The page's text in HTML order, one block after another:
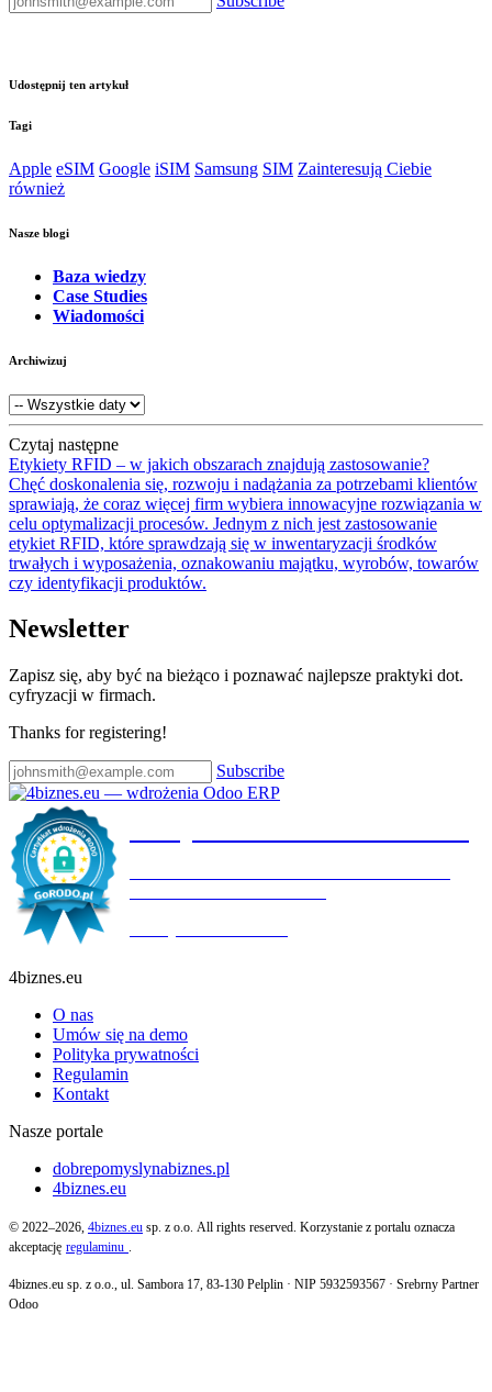
Udostępnij ten artykuł
Tagi
Apple eSIM Google iSIM Samsung SIM Zainteresują Ciebie
również
Nasze blogi
Baza wiedzy
Case Studies
Wiadomości
Archiwizuj
Czytaj następne
Etykiety RFID – w jakich obszarach znajdują zastosowanie?
Chęć doskonalenia się, rozwoju i nadążania za potrzebami klientów
sprawiają, że coraz więcej firm wybiera innowacyjne rozwiązania w
celu optymalizacji procesów. Jednym z nich jest zastosowanie
etykiet RFID, które sprawdzają się w inwentaryzacji środków
trwałych i wyposażenia, oznakowaniu majątku, wyrobów, towarów
czy identyfikacji produktów.
Newsletter
Zapisz się, aby być na bieżąco i poznawać najlepsze praktyki dot.
cyfryzacji w firmach.
Thanks for registering!
Subscribe
4biznes.eu
O nas
Umów się na demo
Polityka prywatności
Regulamin
Kontakt
Nasze portale
dobrepomyslynabiznes.pl
4biznes.eu
© 2022–2026, 4biznes.eu sp. z o.o. All rights reserved. Korzystanie z portalu oznacza
akceptację regulaminu .
4biznes.eu sp. z o.o., ul. Sambora 17, 83-130 Pelplin · NIP 5932593567 · Srebrny Partner
Odoo